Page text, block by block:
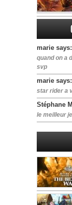
marie says:
quand on a
svp
marie says:
star rider a
Stéphane
le meilleur